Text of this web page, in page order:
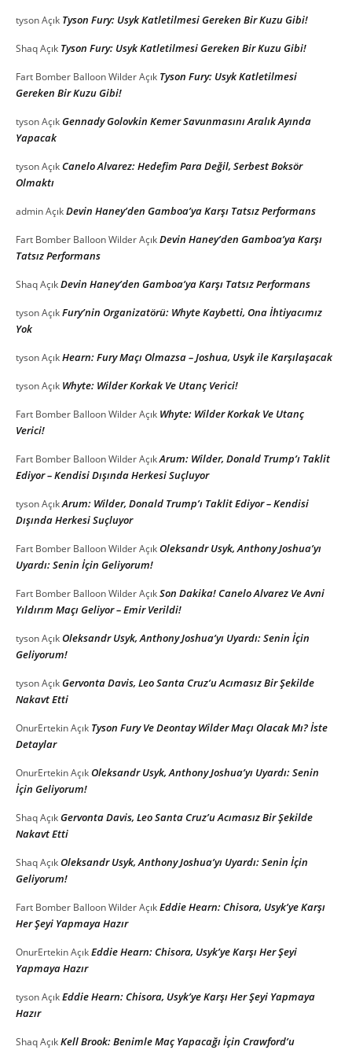
tysonAçık Tyson Fury: Usyk Katletilmesi Gereken Bir Kuzu Gibi!
ShaqAçık Tyson Fury: Usyk Katletilmesi Gereken Bir Kuzu Gibi!
Fart Bomber Balloon WilderAçık Tyson Fury: Usyk Katletilmesi
Gereken Bir Kuzu Gibi!
tysonAçıkGennady Golovkin Kemer Savunmasını Aralık Ayında
Yapacak
tysonAçıkCanelo Alvarez: Hedefim Para Değil, Serbest Boksör
Olmaktı
adminAçıkDevin Haney’den Gamboa’ya Karşı Tatsız Performans
Fart Bomber Balloon WilderAçıkDevin Haney’den Gamboa’ya Karşı
Tatsız Performans
ShaqAçıkDevin Haney’den Gamboa’ya Karşı Tatsız Performans
tysonAçıkFury’nin Organizatörü: Whyte Kaybetti, Ona İhtiyacımız
Yok
tysonAçıkHearn: Fury Maçı Olmazsa – Joshua, Usyk ile Karşılaşacak
tysonAçık Whyte: Wilder Korkak Ve Utanç Verici!
Fart Bomber Balloon WilderAçık Whyte: Wilder Korkak Ve Utanç
Verici!
Fart Bomber Balloon WilderAçıkArum: Wilder, Donald Trump’ı Taklit
Ediyor – Kendisi Dışında Herkesi Suçluyor
tysonAçıkArum: Wilder, Donald Trump’ı Taklit Ediyor – Kendisi
Dışında Herkesi Suçluyor
Fart Bomber Balloon WilderAçıkOleksandr Usyk, Anthony Joshua’yı
Uyardı: Senin İçin Geliyorum!
Fart Bomber Balloon WilderAçıkSon Dakika! Canelo Alvarez Ve Avni
Yıldırım Maçı Geliyor – Emir Verildi!
tysonAçıkOleksandr Usyk, Anthony Joshua’yı Uyardı: Senin İçin
Geliyorum!
tysonAçıkGervonta Davis, Leo Santa Cruz’u Acımasız Bir Şekilde
Nakavt Etti
OnurErtekinAçık Tyson Fury Ve Deontay Wilder Maçı Olacak Mı? İste
Detaylar
OnurErtekinAçıkOleksandr Usyk, Anthony Joshua’yı Uyardı: Senin
İçin Geliyorum!
ShaqAçıkGervonta Davis, Leo Santa Cruz’u Acımasız Bir Şekilde
Nakavt Etti
ShaqAçıkOleksandr Usyk, Anthony Joshua’yı Uyardı: Senin İçin
Geliyorum!
Fart Bomber Balloon WilderAçıkEddie Hearn: Chisora, Usyk’ye Karşı
Her Şeyi Yapmaya Hazır
OnurErtekinAçıkEddie Hearn: Chisora, Usyk’ye Karşı Her Şeyi
Yapmaya Hazır
tysonAçıkEddie Hearn: Chisora, Usyk’ye Karşı Her Şeyi Yapmaya
Hazır
ShaqAçıkKell Brook: Benimle Maç Yapacağı İçin Crawford’u